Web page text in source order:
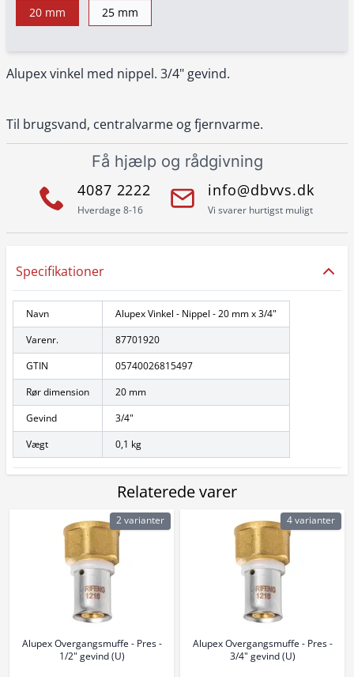
Alupex vinkel med nippel. 3/4" gevind.
Til brugsvand, centralvarme og fjernvarme.
20 mm 25 mm
Få hjælp og rådgivning
4087 2222
Hverdage 8-16
info@dbvvs.dk
Vi svarer hurtigst muligt
Specifikationer
Navn
Alupex Vinkel - Nippel - 20 mm x 3/4"
Varenr.
87701920
GTIN
05740026815497
Rør dimension
20 mm
Gevind
3/4"
Vægt
0,1 kg
Relaterede varer
Alupex Overgangsmuffe - Pres -
1/2" gevind (U)
2 varianter
Alupex Overgangsmuffe - Pres -
3/4" gevind (U)
4 varianter